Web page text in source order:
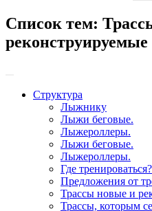
Список тем:
реконструируемые
Структура
Лыжнику
Лыжи беговые.
Лыжероллеры.
Лыжи беговые.
Лыжероллеры.
Где
Предложения от
Трассы новые и
Трассы, которым